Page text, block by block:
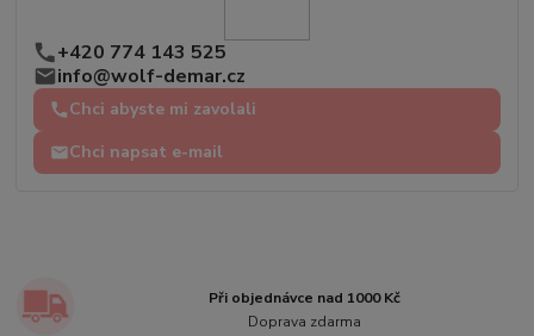
+420 774 143 525
info@wolf-demar.cz
Chci abyste mi zavolali
Chci napsat e-mail
Při objednávce nad 1000 Kč
Doprava zdarma